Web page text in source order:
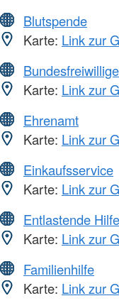
Blutspende
Karte: Link zur
Karte: Link zur
Ehrenamt
Karte: Link zur
Einkaufsservice
Karte: Link zur
Entlastende
Karte: Link zur
Familienhilfe
Karte: Link zur